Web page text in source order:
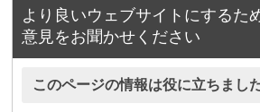
より良いウェブサイトにするた
意見をお聞かせください
このページの情報は役に立ちまし